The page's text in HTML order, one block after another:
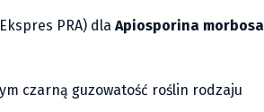
PRA) dla Apiosporina morbosa
czarną guzowatość roślin rodzaju